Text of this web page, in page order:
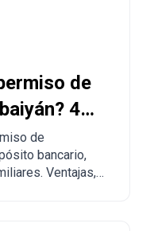
de
4
de
bancario,
Ventajas,